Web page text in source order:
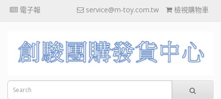
電子報 service@m-toy.com.tw 檢視購物車